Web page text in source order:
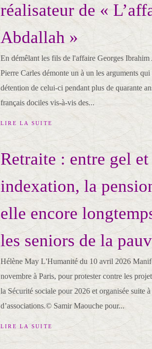
réalisateur de «
Abdallah »
En démêlant les fils de l'affaire Georges
Pierre Carles démonte un à un les arguments
détention de celui-ci pendant plus de quarante
français dociles vis-à-vis des...
LIRE LA SUITE
Retraite : entre gel
indexation, la
elle encore
les seniors de la
Hélène May L'Humanité du 10 avril 2026
novembre à Paris, pour protester contre les
la Sécurité sociale pour 2026 et organisée suite
d’associations.© Samir Maouche pour...
LIRE LA SUITE